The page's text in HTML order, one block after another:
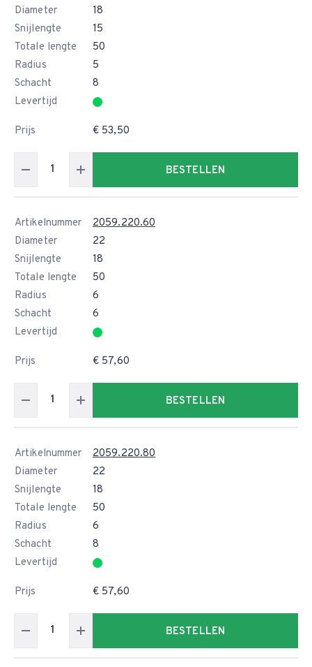
Diameter
18
Snijlengte
15
Totale lengte
50
Radius
5
Schacht
8
Levertijd
Prijs € 53,50
BESTELLEN
Artikelnummer
2059.220.60
Diameter
22
Snijlengte
18
Totale lengte
50
Radius
6
Schacht
6
Levertijd
Prijs € 57,60
BESTELLEN
Artikelnummer
2059.220.80
Diameter
22
Snijlengte
18
Totale lengte
50
Radius
6
Schacht
8
Levertijd
Prijs € 57,60
BESTELLEN